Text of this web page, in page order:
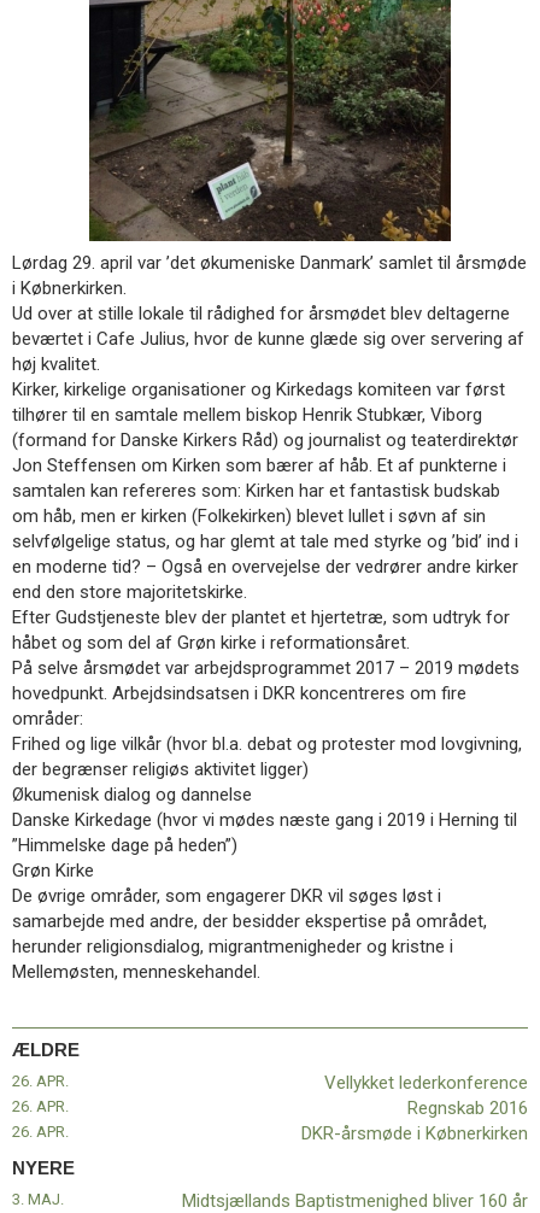
Værktøjskassen
BaptistKirken
Kontakt
Midtsjællands
Baptistmenighed
bliver
160
årForrige
indlæg:
Vellykket
lederkonference
Lørdag 29. april var ’det økumeniske Danmark’ samlet til årsmøde
i Købnerkirken.
Ud over at stille lokale til rådighed for årsmødet blev deltagerne
beværtet i Cafe Julius, hvor de kunne glæde sig over servering af
høj kvalitet.
Kirker, kirkelige organisationer og Kirkedags komiteen var først
tilhører til en samtale mellem biskop Henrik Stubkær, Viborg
(formand for Danske Kirkers Råd) og journalist og teaterdirektør
Jon Steffensen om Kirken som bærer af håb. Et af punkterne i
samtalen kan refereres som: Kirken har et fantastisk budskab
om håb, men er kirken (Folkekirken) blevet lullet i søvn af sin
selvfølgelige status, og har glemt at tale med styrke og ’bid’ ind i
en moderne tid? – Også en overvejelse der vedrører andre kirker
end den store majoritetskirke.
Efter Gudstjeneste blev der plantet et hjertetræ, som udtryk for
håbet og som del af Grøn kirke i reformationsåret.
På selve årsmødet var arbejdsprogrammet 2017 – 2019 mødets
hovedpunkt. Arbejdsindsatsen i DKR koncentreres om fire
områder:
Frihed og lige vilkår (hvor bl.a. debat og protester mod lovgivning,
der begrænser religiøs aktivitet ligger)
Økumenisk dialog og dannelse
Danske Kirkedage (hvor vi mødes næste gang i 2019 i Herning til
”Himmelske dage på heden”)
Grøn Kirke
De øvrige områder, som engagerer DKR vil søges løst i
samarbejde med andre, der besidder ekspertise på området,
herunder religionsdialog, migrantmenigheder og kristne i
Mellemøsten, menneskehandel.
ÆLDRE
26. APR. Vellykket lederkonference
26. APR. Regnskab 2016
26. APR. DKR-årsmøde i Købnerkirken
NYERE
Midtsjællands Baptistmenighed bliver 160 år
3. MAJ.